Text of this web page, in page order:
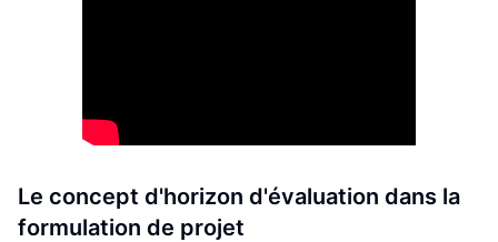
Le concept d'horizon d'évaluation dans la
formulation de projet